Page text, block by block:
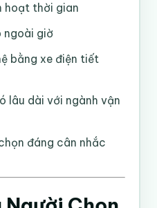
hoạt thời gian
ngoài giờ
bằng xe điện tiết
lâu dài với ngành vận
đáng cân nhắc